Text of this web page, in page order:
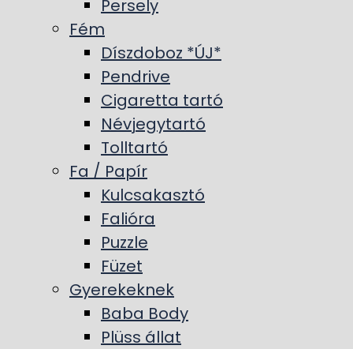
Persely
Fém
Díszdoboz *ÚJ*
Pendrive
Cigaretta tartó
Névjegytartó
Tolltartó
Fa / Papír
Kulcsakasztó
Falióra
Puzzle
Füzet
Gyerekeknek
Baba Body
Plüss állat